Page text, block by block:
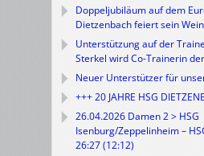
Doppeljubiläum auf dem
Dietzenbach feiert sein
Unterstützung auf der
Sterkel wird Co-Trainerin
Neuer Unterstützer für
+++ 20 JAHRE HSG
26.04.2026 Damen 2 > HSG
Isenburg/Zeppelinheim –
26:27 (12:12)